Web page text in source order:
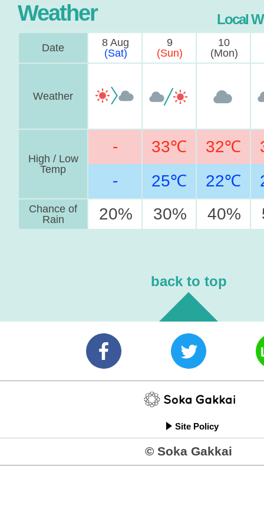
Weather Local
Date
8 Aug
(Sat)
9
(Sun)
10
(Mon)
Weather
High / Low
Temp
-
-
33℃
25℃
32℃
22℃
Chance of
Rain
20% 30% 40%
back to top
Site Policy
© Soka Gakkai